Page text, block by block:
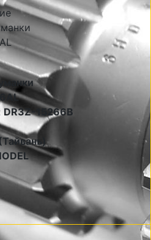
DR3Z-15266B